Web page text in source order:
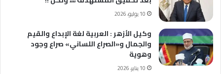
10 يوليو، 2026
وكيل الأزهر : العربية لغة الإبداع والقيم
والجمال و«الصراع اللساني» صراع وجود
وهوية
10 يناير، 2026